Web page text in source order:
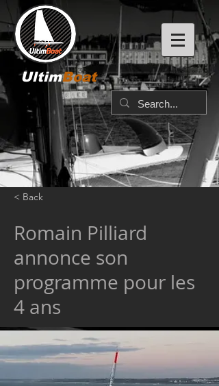
UltimBoat
< Back
Romain Pilliard
annonce son
programme pour les
4 ans